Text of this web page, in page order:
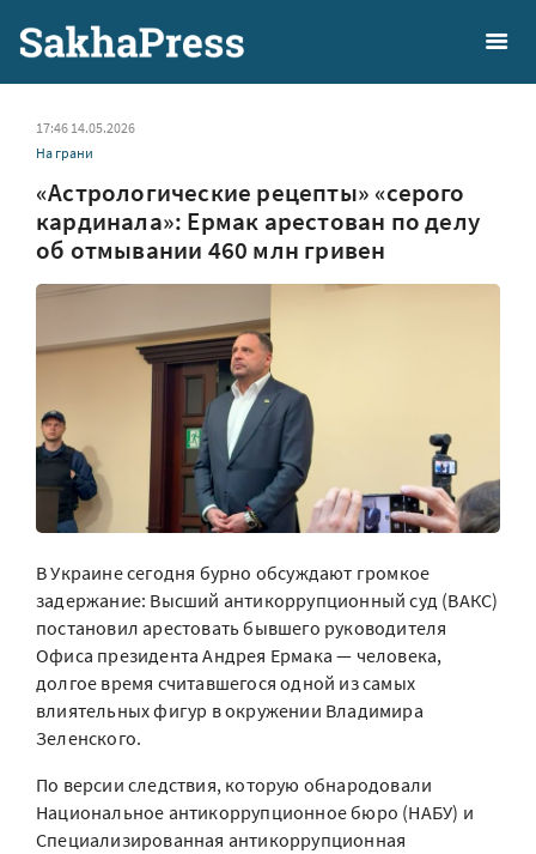
17:46 14.05.2026
На грани
«Астрологические рецепты» «серого
кардинала»: Ермак арестован по делу
об отмывании 460 млн гривен
В Украине сегодня бурно обсуждают громкое
задержание: Высший антикоррупционный суд (ВАКС)
постановил арестовать бывшего руководителя
Офиса президента Андрея Ермака — человека,
долгое время считавшегося одной из самых
влиятельных фигур в окружении Владимира
Зеленского.
По версии следствия, которую обнародовали
Национальное антикоррупционное бюро (НАБУ) и
Специализированная антикоррупционная